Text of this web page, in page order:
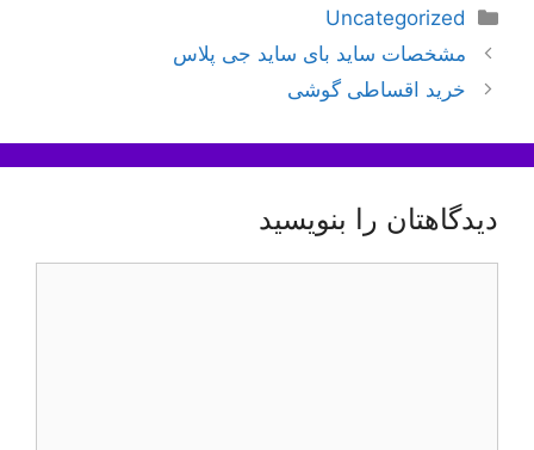
دسته‌ها
Uncategorized
ناوبری
نوشته‌ها
مشخصات ساید بای ساید جی پلاس
خرید اقساطی گوشی
دیدگاهتان را بنویسید